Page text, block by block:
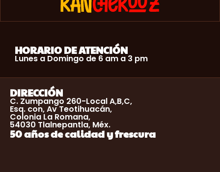
HORARIO DE ATENCIÓN
Lunes a Domingo de 6 am a 3 pm
DIRECCIÓN
C. Zumpango 260-Local A,B,C,
Esq. con, Av Teotihuacán,
Colonia La Romana,
54030 Tlalnepantla, Méx.
50 años de calidad y frescura